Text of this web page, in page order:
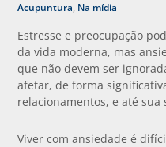
Acupuntura, Na mídia
Estresse e preocupação
da vida moderna, mas
que não devem ser
afetar, de forma
relacionamentos, e até sua
Viver com ansiedade é